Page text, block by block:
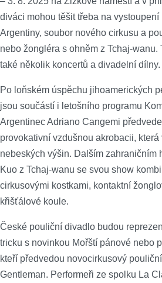
diváci mohou těšit třeba na
Argentiny, soubor nového cirkusu a
nebo žongléra s ohněm z Tchaj-wanu.
také několik koncertů a divadelní dílny.
Po loňském úspěchu jihoamerických
jsou součástí i letošního programu
Argentinec Adriano Cangemi
provokativní vzdušnou akrobacii,
nebeských výšin. Dalším zahraničním
Kuo z Tchaj-wanu se svou show
cirkusovými kostkami, kontaktní
křišťálové koule.
České pouliční divadlo budou
tricku s novinkou Mořští pánové nebo
kteří předvedou novocirkusový
Gentleman. Performeři ze spolku La